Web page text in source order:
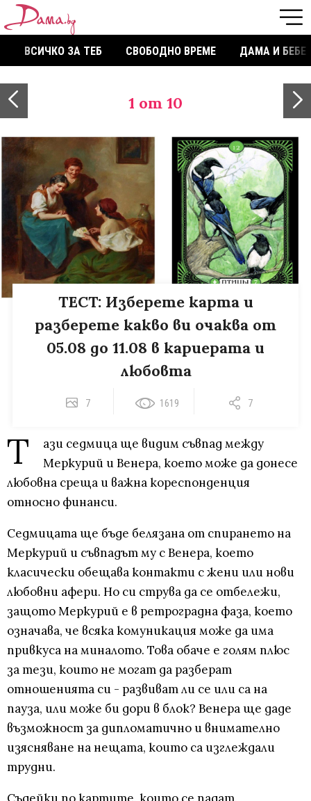
ВСИЧКО ЗА ТЕБ СВОБОДНО ВРЕМЕ ДАМА И БЕБЕ
1 от 10
ТЕСТ: Изберете карта и
разберете какво ви очаква от
05.08 до 11.08 в кариерата и
любовта
7 1619 7
Т
ази седмица ще видим съвпад между
Меркурий и Венера, което може да донесе
любовна среща и важна кореспонденция
относно финанси.
Седмицата ще бъде белязана от спирането на
Меркурий и съвпадът му с Венера, което
класически обещава контакти с жени или нови
любовни афери. Но си струва да се отбележи,
защото Меркурий е в ретроградна фаза, което
означава, че всяка комуникация може да има
привкуса на миналото. Това обаче е голям плюс
за тези, които не могат да разберат
отношенията си - развиват ли се или са на
пауза, или може би дори в блок? Венера ще даде
възможност за дипломатично и внимателно
изясняване на нещата, които са изглеждали
трудни.